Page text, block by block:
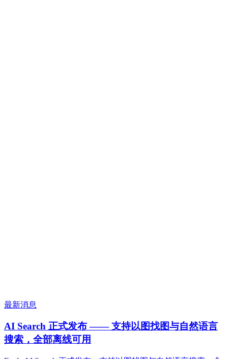
最新消息
AI Search 正式发布 —— 支持以图找图与自然语言
搜索，全部离线可用